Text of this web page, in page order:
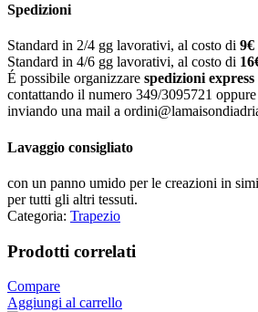
Spedizioni
Standard in 2/4 gg lavorativi, al costo di 9€
Standard in 4/6 gg lavorativi, al costo di 16
É possibile organizzare spedizioni express
contattando il numero 349/3095721 oppure
inviando una mail a
Lavaggio consigliato
con un panno umido per le creazioni in
per tutti gli altri tessuti.
Categoria: Trapezio
Prodotti correlati
Compare
Aggiungi al carrello